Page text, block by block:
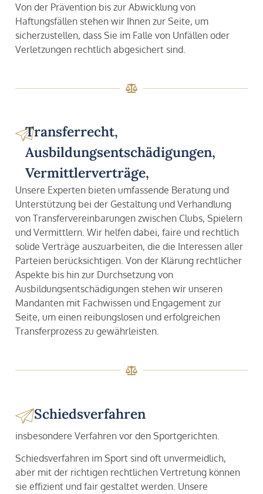
Von der Prävention bis zur Abwicklung von
Haftungsfällen stehen wir Ihnen zur Seite, um
sicherzustellen, dass Sie im Falle von Unfällen oder
Verletzungen rechtlich abgesichert sind.
Transferrecht,
Ausbildungsentschädigungen,
Vermittlerverträge,
Unsere Experten bieten umfassende Beratung und
Unterstützung bei der Gestaltung und Verhandlung
von Transfervereinbarungen zwischen Clubs, Spielern
und Vermittlern. Wir helfen dabei, faire und rechtlich
solide Verträge auszuarbeiten, die die Interessen aller
Parteien berücksichtigen. Von der Klärung rechtlicher
Aspekte bis hin zur Durchsetzung von
Ausbildungsentschädigungen stehen wir unseren
Mandanten mit Fachwissen und Engagement zur
Seite, um einen reibungslosen und erfolgreichen
Transferprozess zu gewährleisten.
Schiedsverfahren
insbesondere Verfahren vor den Sportgerichten.
Schiedsverfahren im Sport sind oft unvermeidlich,
aber mit der richtigen rechtlichen Vertretung können
sie effizient und fair gestaltet werden. Unsere